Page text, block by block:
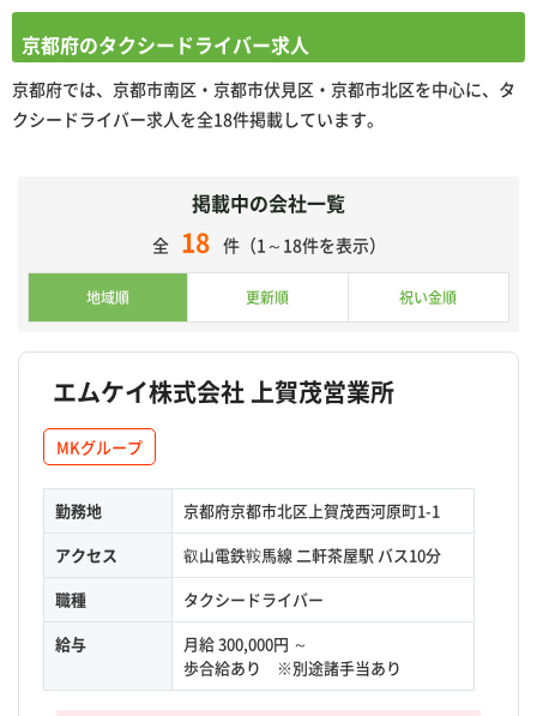
京都府のタクシードライバー求人
京都府では、京都市南区・京都市伏見区・京都市北区を中心に、タ
クシードライバー求人を全18件掲載しています。
掲載中の会社一覧
全 18 件（1～18件を表示）
地域順 更新順 祝い金順
エムケイ株式会社 上賀茂営業所
MKグループ
勤務地
京都府京都市北区上賀茂西河原町1-1
アクセス
叡山電鉄鞍馬線 二軒茶屋駅 バス10分
職種
タクシードライバー
給与
月給 300,000円 ～
歩合給あり ※別途諸手当あり